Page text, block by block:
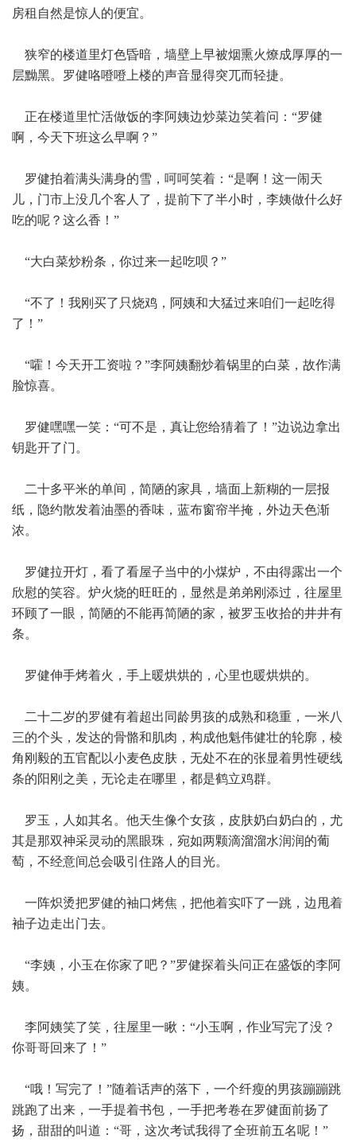
房租自然是惊人的便宜。
狭窄的楼道里灯色昏暗，墙壁上早被烟熏火燎成厚厚的一
层黝黑。罗健咯噔噔上楼的声音显得突兀而轻捷。
正在楼道里忙活做饭的李阿姨边炒菜边笑着问：“罗健
啊，今天下班这么早啊？”
罗健拍着满头满身的雪，呵呵笑着：“是啊！这一闹天
儿，门市上没几个客人了，提前下了半小时，李姨做什么好
吃的呢？这么香！”
“大白菜炒粉条，你过来一起吃呗？”
“不了！我刚买了只烧鸡，阿姨和大猛过来咱们一起吃得
了！”
“嚯！今天开工资啦？”李阿姨翻炒着锅里的白菜，故作满
脸惊喜。
罗健嘿嘿一笑：“可不是，真让您给猜着了！”边说边拿出
钥匙开了门。
二十多平米的单间，简陋的家具，墙面上新糊的一层报
纸，隐约散发着油墨的香味，蓝布窗帘半掩，外边天色渐
浓。
罗健拉开灯，看了看屋子当中的小煤炉，不由得露出一个
欣慰的笑容。炉火烧的旺旺的，显然是弟弟刚添过，往屋里
环顾了一眼，简陋的不能再简陋的家，被罗玉收拾的井井有
条。
罗健伸手烤着火，手上暖烘烘的，心里也暖烘烘的。
二十二岁的罗健有着超出同龄男孩的成熟和稳重，一米八
三的个头，发达的骨骼和肌肉，构成他魁伟健壮的轮廓，棱
角刚毅的五官配以小麦色皮肤，无处不在的张显着男性硬线
条的阳刚之美，无论走在哪里，都是鹤立鸡群。
罗玉，人如其名。他天生像个女孩，皮肤奶白奶白的，尤
其是那双神采灵动的黑眼珠，宛如两颗滴溜溜水润润的葡
萄，不经意间总会吸引住路人的目光。
一阵炽烫把罗健的袖口烤焦，把他着实吓了一跳，边甩着
袖子边走出门去。
“李姨，小玉在你家了吧？”罗健探着头问正在盛饭的李阿
姨。
李阿姨笑了笑，往屋里一瞅：“小玉啊，作业写完了没？
你哥哥回来了！”
“哦！写完了！”随着话声的落下，一个纤瘦的男孩蹦蹦跳
跳跑了出来，一手提着书包，一手把考卷在罗健面前扬了
扬，甜甜的叫道：“哥，这次考试我得了全班前五名呢！”